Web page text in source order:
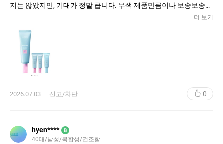
지는 않았지만, 기대가 정말 큽니다. 무색 제품만큼이나 보송보송하
고 촉촉함도 잘 유지되면서, 자외선 차단 효과도 더욱 탁월했으면 좋
니다. 가격도 할인해서 샀으니, 성능까지 좋다면 정말 금상첨화일
거예요. 빨리 써보고 싶은 마음에 벌써부터 설레네요. 제 피부에 잘
맞을지, 끈적임 없이 편안하게 발릴지 정말 궁금합니다. 기대를 저
버리지 않는 제품이길 바랍니다!
더 보기
2026.07.03 신고/차단 0
hyen**** B
40대/남성/복합성/건조함